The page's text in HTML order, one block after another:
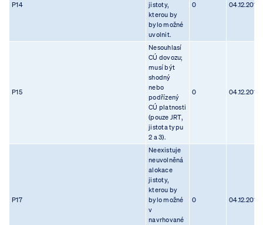
P14
jistoty,
kterou by
bylo možné
uvolnit.
0 04.12.2012
P15
Nesouhlasí
CÚ dovozu;
musí být
shodný
nebo
podřízený
CÚ platnosti
(pouze JRT,
jistota typu
2 a 3).
0 04.12.2012
P17
Neexistuje
neuvolněná
alokace
jistoty,
kterou by
bylo možné
v
navrhované
0 04.12.2012